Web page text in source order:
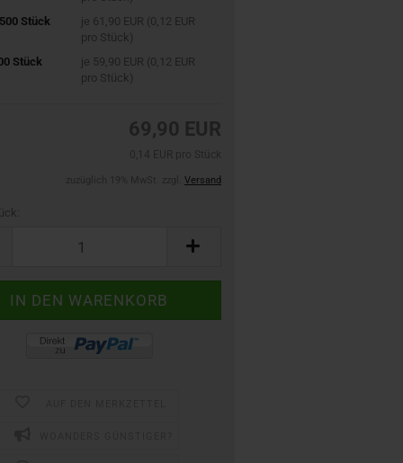
Stück
je 61,90 EUR (0,12 EUR
pro Stück)
Stück
je 59,90 EUR (0,12 EUR
pro Stück)
69,90 EUR
Versand